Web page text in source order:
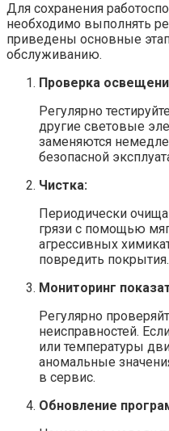
Для сохранения
необходимо выполнять
приведены основные
обслуживанию.
Проверка
Регулярно
другие световые
заменяются
безопасной
Чистка:
Периодически
грязи с помощью
агрессивных
повредить покрытия.
Мониторинг
Регулярно
неисправностей.
или температуры
аномальные
в сервис.
Обновление